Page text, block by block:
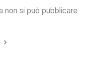
non si può pubblicare